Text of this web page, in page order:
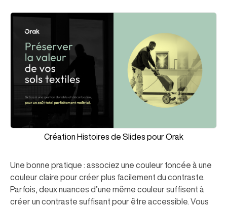
Création Histoires de Slides pour Orak
Une bonne pratique : associez une couleur foncée à une
couleur claire pour créer plus facilement du contraste.
Parfois, deux nuances d’une même couleur suffisent à
créer un contraste suffisant pour être accessible. Vous